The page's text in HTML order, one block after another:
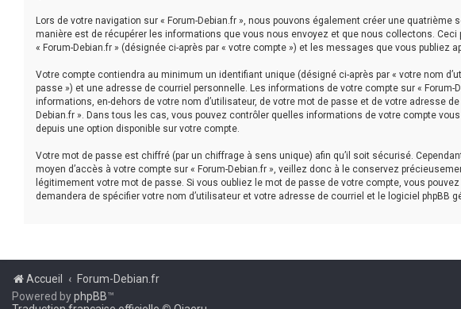
Lors de votre navigation sur « Forum-Debian.fr », nous pouvons également créer une
manière est de récupérer les informations que vous nous envoyez et que nous collectons.
« Forum-Debian.fr » (désignée ci-après par « votre compte ») et les messages que vous
Votre compte contiendra au minimum un identifiant unique (désigné ci-après par « votre nom
passe ») et une adresse de courriel personnelle. Les informations de votre compte sur «
informations, en-dehors de votre nom d’utilisateur, de votre mot de passe et de votre adresse
Debian.fr ». Dans tous les cas, vous pouvez contrôler quelles informations de votre compte
depuis une option disponible sur votre compte.
Votre mot de passe est chiffré (par un chiffrage à sens unique) afin qu’il soit sécurisé.
moyen d’accès à votre compte sur « Forum-Debian.fr », veillez donc à le conservez
légitimement votre mot de passe. Si vous oubliez le mot de passe de votre compte, vous
demandera de spécifier votre nom d’utilisateur et votre adresse de courriel et le logiciel
Accueil Forum-Debian.fr
Powered byphpBB™